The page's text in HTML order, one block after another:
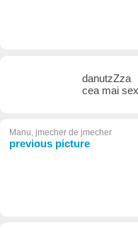
danutzZza
cea mai
Manu, jmecher de jmecher
previous picture